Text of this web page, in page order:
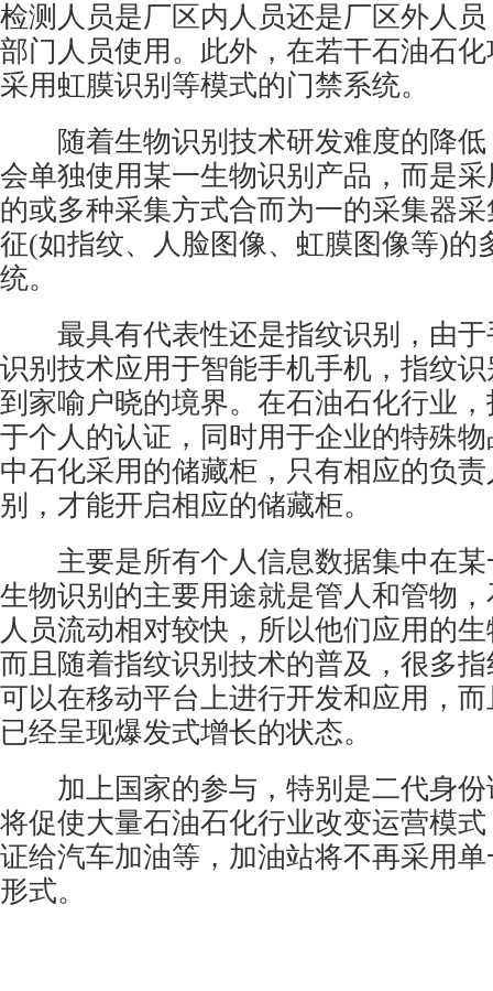
检测人员是厂区内人员还是厂区外人
部门人员使用。此外，在若干石油石
采用虹膜识别等模式的门禁系统。
随着生物识别技术研发难度的降低
会单独使用某一生物识别产品，而是
的或多种采集方式合而为一的采集器
征(如指纹、人脸图像、虹膜图像等)的
统。
最具有代表性还是指纹识别，由于
识别技术应用于智能手机手机，指纹
到家喻户晓的境界。在石油石化行业
于个人的认证，同时用于企业的特殊
中石化采用的储藏柜，只有相应的负
别，才能开启相应的储藏柜。
主要是所有个人信息数据集中在某
生物识别的主要用途就是管人和管物
人员流动相对较快，所以他们应用的
而且随着指纹识别技术的普及，很多
可以在移动平台上进行开发和应用，
已经呈现爆发式增长的状态。
加上国家的参与，特别是二代身份
将促使大量石油石化行业改变运营模
证给汽车加油等，加油站将不再采用
形式。